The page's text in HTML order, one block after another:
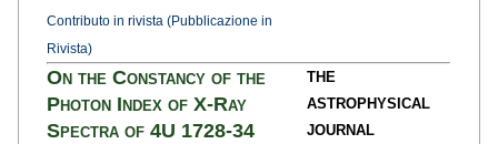
Contributo in rivista (Pubblicazione in
Rivista)
On the Constancy of the
Photon Index of X-Ray
Spectra of 4U 1728-34
THE
ASTROPHYSICAL
JOURNAL